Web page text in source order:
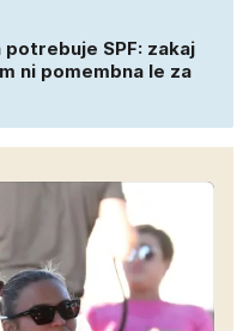
SPF: zakaj
ni pomembna le za